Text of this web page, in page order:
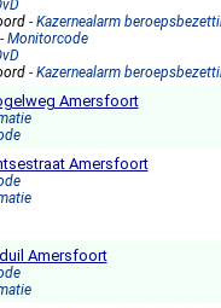
- Kazernealarm
- Monitorcode
- Kazernealarm
Amersfoort
Amersfoort
Amersfoort